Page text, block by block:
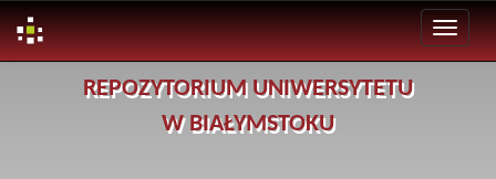
REPOZYTORIUM UNIWERSYTETU
W BIAŁYMSTOKU